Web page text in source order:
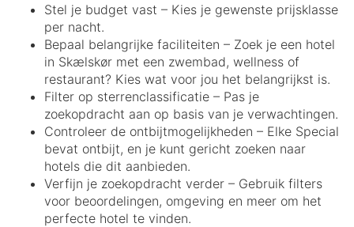
Stel je budget vast – Kies je gewenste prijsklasse
per nacht.
Bepaal belangrijke faciliteiten – Zoek je een hotel
in Skælskør met een zwembad, wellness of
restaurant? Kies wat voor jou het belangrijkst is.
Filter op sterrenclassificatie – Pas je
zoekopdracht aan op basis van je verwachtingen.
Controleer de ontbijtmogelijkheden – Elke Special
bevat ontbijt, en je kunt gericht zoeken naar
hotels die dit aanbieden.
Verfijn je zoekopdracht verder – Gebruik filters
voor beoordelingen, omgeving en meer om het
perfecte hotel te vinden.